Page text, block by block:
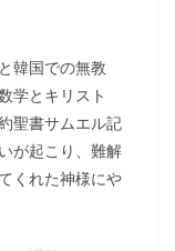
韓国での無教
学とキリスト
聖書サムエル記
が起こり、難解
くれた神様にや